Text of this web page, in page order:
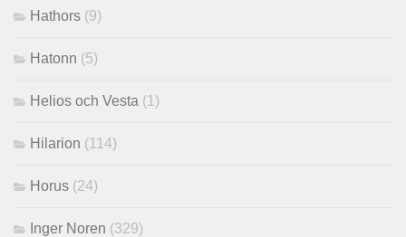
Hathors (9)
Hatonn (5)
Helios och Vesta (1)
Hilarion (114)
Horus (24)
Inger Noren (329)